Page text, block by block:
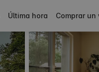
Última hora Comprar un